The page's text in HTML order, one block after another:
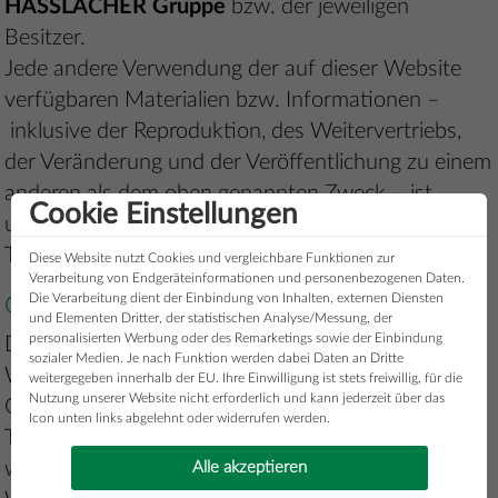
HASSLACHER Gruppe bzw. der jeweiligen
Besitzer.
Jede andere Verwendung der auf dieser Website
verfügbaren Materialien bzw. Informationen –
inklusive der Reproduktion, des Weitervertriebs,
der Veränderung und der Veröffentlichung zu einem
anderen als dem oben genannten Zweck – ist
untersagt, es sei denn, HASSLACHER NORICA
TIMBER hat dem vorher schriftlich zugestimmt.
Google Analytics
Diese Website benutzt Google Analytics, einen
Webanalysedienst der Google Inc. („Google“).
Google Analytics verwendet sog. „Cookies“,
werden und die eine Analyse der Benutzung der
Cookie Einstellungen
Diese Website nutzt Cookies und vergleichbare Funktionen zur
Verarbeitung von Endgeräteinformationen und personenbezogenen Daten.
Die Verarbeitung dient der Einbindung von Inhalten, externen Diensten
und Elementen Dritter, der statistischen Analyse/Messung, der
personalisierten Werbung oder des Remarketings sowie der Einbindung
sozialer Medien. Je nach Funktion werden dabei Daten an Dritte
weitergegeben innerhalb der EU. Ihre Einwilligung ist stets freiwillig, für die
Nutzung unserer Website nicht erforderlich und kann jederzeit über das
Icon unten links abgelehnt oder widerrufen werden.
Alle akzeptieren